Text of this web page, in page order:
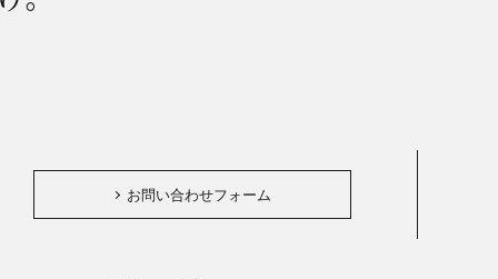
お問い合わせフォーム